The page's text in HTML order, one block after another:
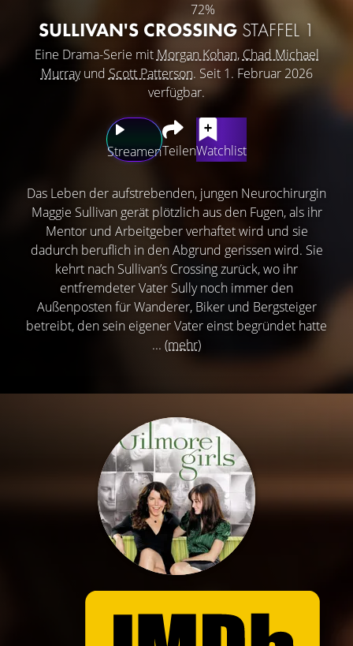
72%
SULLIVAN'S CROSSING STAFFEL 1
Eine Drama-Serie mit Morgan Kohan, Chad Michael
Murrayund Scott Patterson. Seit 1. Februar 2026
verfügbar.
StreamenTeilenWatchlist
Das Leben der aufstrebenden, jungen Neurochirurgin
Maggie Sullivan gerät plötzlich aus den Fugen, als ihr
Mentor und Arbeitgeber verhaftet wird und sie
dadurch beruflich in den Abgrund gerissen wird. Sie
kehrt nach Sullivan’s Crossing zurück, wo ihr
entfremdeter Vater Sully noch immer den
Außenposten für Wanderer, Biker und Bergsteiger
betreibt, den sein eigener Vater einst begründet hatte
... (mehr)